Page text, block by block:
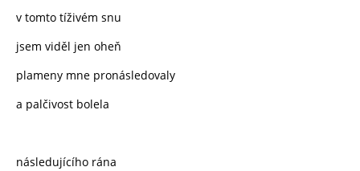
v tomto tíživém snu
jsem viděl jen oheň
plameny mne pronásledovaly
a palčivost bolela
následujícího rána